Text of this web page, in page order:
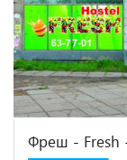
Фреш - Fresh